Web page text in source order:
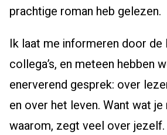
prachtige roman heb gelezen.
Ik laat me informeren door de
collega’s, en meteen hebben
enerverend gesprek: over
en over het leven. Want wat
waarom, zegt veel over jezelf.